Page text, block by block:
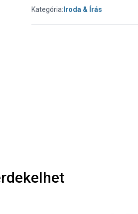
Kategória: Iroda & Írás